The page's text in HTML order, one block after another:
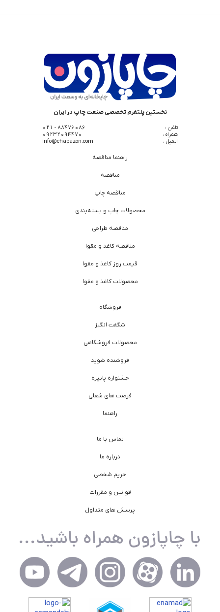
نخستین پلتفرم تخصصی صنعت چاپ در ایران
تلفن :
88476086 - 021
همراه :
09232094470
ایمیل :
info@chapazon.com
راهنما مناقصه
مناقصه
مناقصه چاپ
محصولات چاپ و بسته‌بندی
مناقصه طراحی
مناقصه کاغذ و مقوا
قیمت روز کاغذ و مقوا
محصولات کاغذ و مقوا
فروشگاه
شگفت انگیز
محصولات فروشگاهی
فروشنده شوید
جشنواره پاییزه
فرصت های شغلی
راهنما
تماس با ما
درباره ما
حریم شخصی
قوانین و مقررات
پرسش های متداول